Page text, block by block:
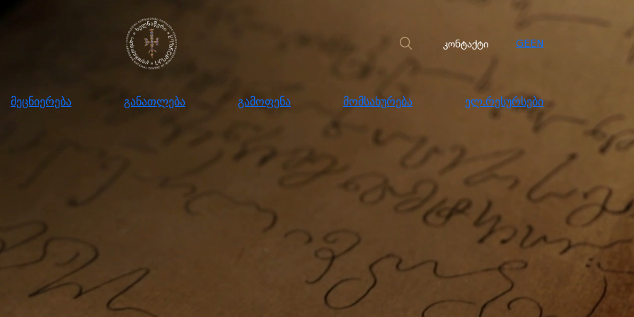
კონტაქტი GEEN
მეცნიერება განათლება გამოფენა მომსახურება ელ.რესურსები
განათლება მომსახურება